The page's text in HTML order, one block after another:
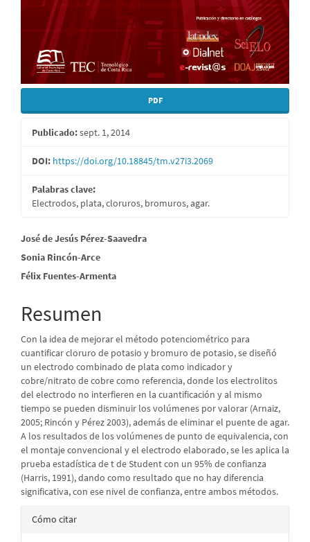
PDF
Publicado:sept. 1, 2014
DOI: https://doi.org/10.18845/tm.v27i3.2069
Palabras clave:
Electrodos, plata, cloruros, bromuros, agar.
Contenido
principal
del
artículo
José de Jesús Pérez-Saavedra
Sonia Rincón-Arce
Félix Fuentes-Armenta
Resumen
Con la idea de mejorar el método potenciométrico para
cuantificar cloruro de potasio y bromuro de potasio, se diseñó
un electrodo combinado de plata como indicador y
cobre/nitrato de cobre como referencia, donde los electrolitos
del electrodo no interfieren en la cuantificación y al mismo
tiempo se pueden disminuir los volúmenes por valorar (Arnaiz,
2005; Rincón y Pérez 2003), además de eliminar el puente de agar.
A los resultados de los volúmenes de punto de equivalencia, con
el montaje convencional y el electrodo elaborado, se les aplica la
prueba estadística de t de Student con un 95% de confianza
(Harris, 1991), dando como resultado que no hay diferencia
significativa, con ese nivel de confianza, entre ambos métodos.
Detalles
Cómo citar